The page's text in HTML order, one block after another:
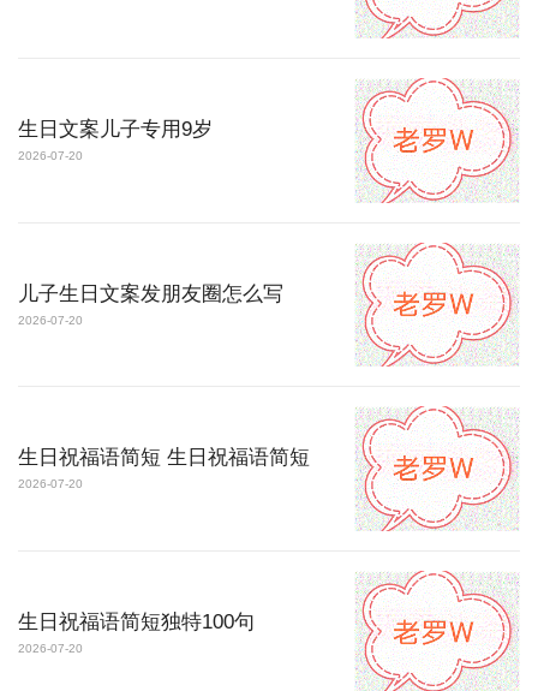
生日文案儿子专用9岁
2026-07-20
儿子生日文案发朋友圈怎么写
2026-07-20
生日祝福语简短 生日祝福语简短
2026-07-20
生日祝福语简短独特100句
2026-07-20